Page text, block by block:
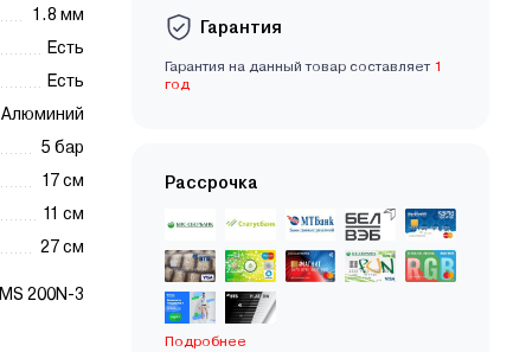
1.8 мм
Есть
Есть
Алюминий
5 бар
17 см
11 см
27 см
MS 200N-3
Гарантия
Гарантия на данный товар составляет 1
год
Рассрочка
Подробнее